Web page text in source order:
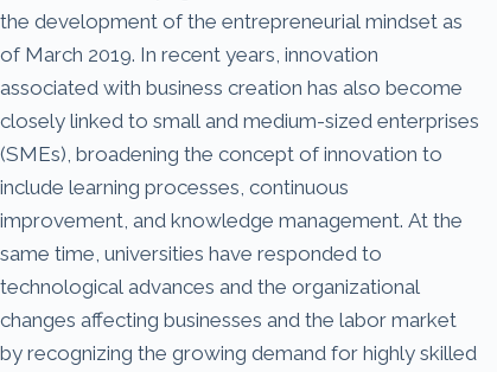
the development of the entrepreneurial mindset as
of March 2019. In recent years, innovation
associated with business creation has also become
closely linked to small and medium-sized enterprises
(SMEs), broadening the concept of innovation to
include learning processes, continuous
improvement, and knowledge management. At the
same time, universities have responded to
technological advances and the organizational
changes affecting businesses and the labor market
by recognizing the growing demand for highly skilled